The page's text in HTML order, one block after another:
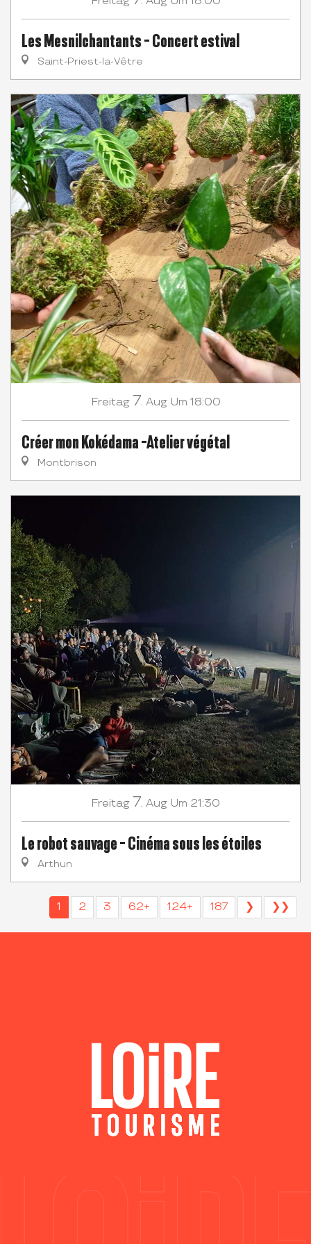
Les Mesnilchantants - Concert estival
Saint-Priest-la-Vêtre
Freitag 7. Aug Um 18:00
Créer mon Kokédama -Atelier végétal
Montbrison
Freitag 7. Aug Um 21:30
Le robot sauvage - Cinéma sous les étoiles
Arthun
1 2 3 62+ 124+ 187 ❯ ❯❯